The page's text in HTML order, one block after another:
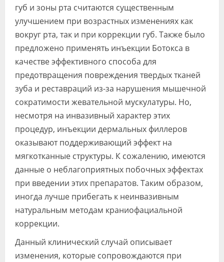
Блоги
губ и зоны рта считаются существенным
улучшением при возрастных изменениях как
вокруг рта, так и при коррекции губ. Также было
предложено применять инъекции Ботокса в
качестве эффективного способа для
предотвращения повреждения твердых тканей
зуба и реставраций из-за нарушения мышечной
сократимости жевательной мускулатуры. Но,
несмотря на инвазивный характер этих
процедур, инъекции дермальных филлеров
оказывают поддерживающий эффект на
мягкотканные структуры. К сожалению, имеются
данные о неблагоприятных побочных эффектах
при введении этих препаратов. Таким образом,
иногда лучше прибегать к неинвазивным
натуральным методам краниофациальной
коррекции.
Данный клинический случай описывает
изменения, которые сопровождаются при